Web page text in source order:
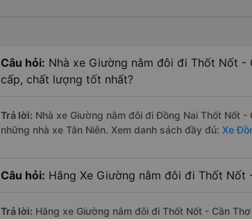
Câu hỏi: Nhà xe Giường nằm đôi đi Thốt Nốt
cấp, chất lượng tốt nhất?
Trả lời: Nhà xe Giường nằm đôi đi Đồng Nai Thốt Nốt
những nhà xe Tân Niên. Xem danh sách đầy đủ: Xe
Câu hỏi: Hãng Xe Giường nằm đôi đi Thốt
Trả lời: Hãng xe Giường nằm đôi đi Thốt Nốt - Cần